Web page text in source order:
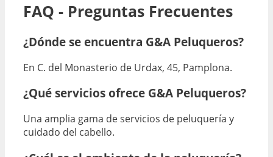
FAQ - Preguntas Frecuentes
¿Dónde se encuentra G&A Peluqueros?
En C. del Monasterio de Urdax, 45, Pamplona.
¿Qué servicios ofrece G&A Peluqueros?
Una amplia gama de servicios de peluquería y
cuidado del cabello.